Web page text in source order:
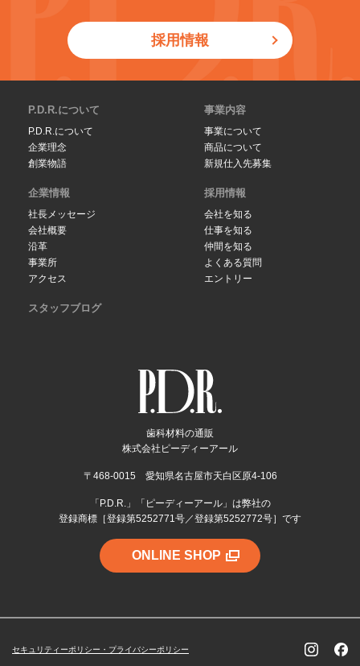
採用情報
歯科材料の通販
株式会社ピーディーアール
〒468-0015 愛知県名古屋市天白区原4-106
「P.D.R.」「ピーディーアール」は弊社の
登録商標［登録第5252771号／登録第5252772号］です
ONLINE SHOP
P.D.R.について
P.D.R.について
企業理念
創業物語
事業内容
事業について
商品について
新規仕入先募集
企業情報
社長メッセージ
会社概要
沿革
事業所
アクセス
採用情報
会社を知る
仕事を知る
仲間を知る
よくある質問
エントリー
スタッフブログ
セキュリティーポリシー・プライバシーポリシー